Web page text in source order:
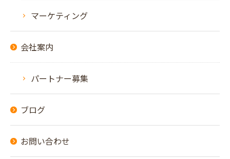
マーケティング
会社案内
パートナー募集
ブログ
お問い合わせ